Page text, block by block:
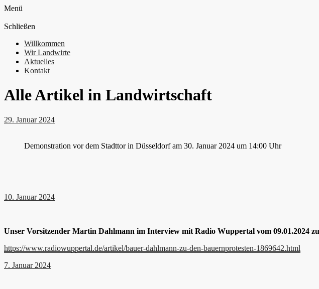
Menü
Schließen
Willkommen
Wir Landwirte
Aktuelles
Kontakt
Alle Artikel in Landwirtschaft
29. Januar 2024
Demonstration vor dem Stadttor in Düsseldorf am 30. Januar 2024 um 14:00 Uhr
10. Januar 2024
Unser Vorsitzender Martin Dahlmann im Interview mit Radio Wuppertal vom 09.01.2024
https://www.radiowuppertal.de/artikel/bauer-dahlmann-zu-den-bauernprotesten-1869642.html
7. Januar 2024